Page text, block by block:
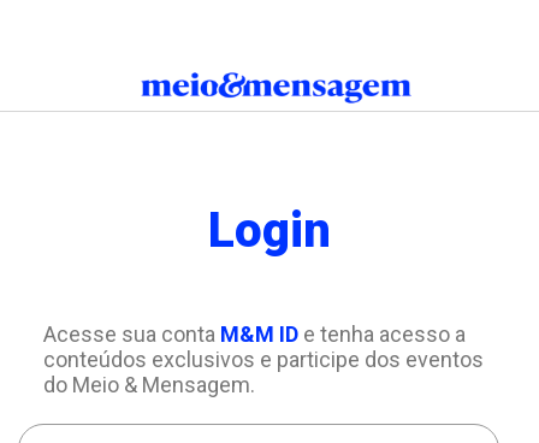
Login
Acesse sua conta M&M IDe tenha acesso a
conteúdos exclusivos e participe dos eventos
do Meio & Mensagem.